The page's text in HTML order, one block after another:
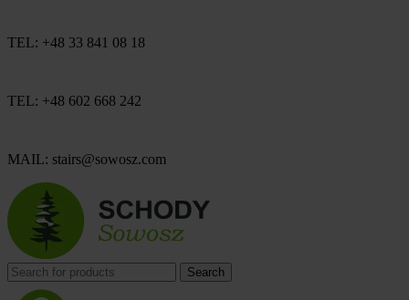
TEL: +48 33 841 08 18
TEL: +48 602 668 242
MAIL: stairs@sowosz.com
Search